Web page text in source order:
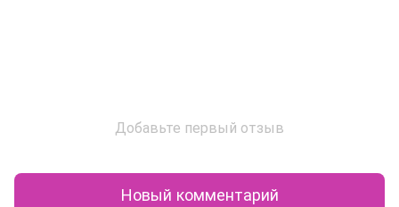
Добавьте первый отзыв
Новый комментарий